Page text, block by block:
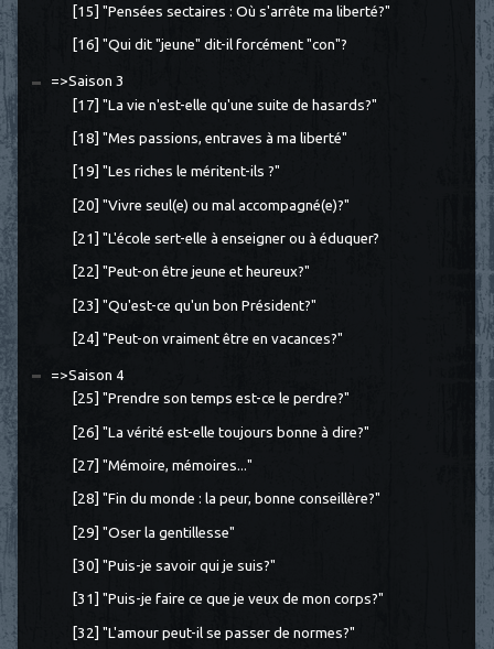
[15] "Pensées sectaires : Où s'arrête ma liberté?"
[16] "Qui dit "jeune" dit-il forcément "con"?
=>Saison 3
[17] "La vie n'est-elle qu'une suite de hasards?"
[18] "Mes passions, entraves à ma liberté"
[19] "Les riches le méritent-ils ?"
[20] "Vivre seul(e) ou mal accompagné(e)?"
[21] "L'école sert-elle à enseigner ou à éduquer?
[22] "Peut-on être jeune et heureux?"
[23] "Qu'est-ce qu'un bon Président?"
[24] "Peut-on vraiment être en vacances?"
=>Saison 4
[25] "Prendre son temps est-ce le perdre?"
[26] "La vérité est-elle toujours bonne à dire?"
[27] "Mémoire, mémoires..."
[28] "Fin du monde : la peur, bonne conseillère?"
[29] "Oser la gentillesse"
[30] "Puis-je savoir qui je suis?"
[31] "Puis-je faire ce que je veux de mon corps?"
[32] "L'amour peut-il se passer de normes?"